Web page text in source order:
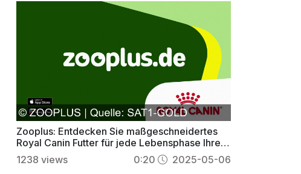
Zooplus: Entdecken Sie maßgeschneidertes
Royal Canin Futter für jede Lebensphase Ihrer
Haustiere
1238 views 0:20 2025-05-06